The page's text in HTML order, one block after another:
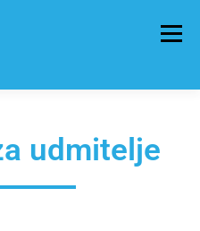
Izbornik
udmitelje